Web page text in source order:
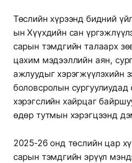
Төслийн хүрээнд бидний
ын Хүүхдийн сан
сарын тэмдгийн талаарх
цахим мэдээллийн аян,
ажлуудыг хэрэгжүүлэхийн
боловсролын
хэрэгслийн хайрцаг
өдөр тутмын хэрэгцээнд
2025-26 онд төслийн цар
сарын тэмдгийн эрүүл